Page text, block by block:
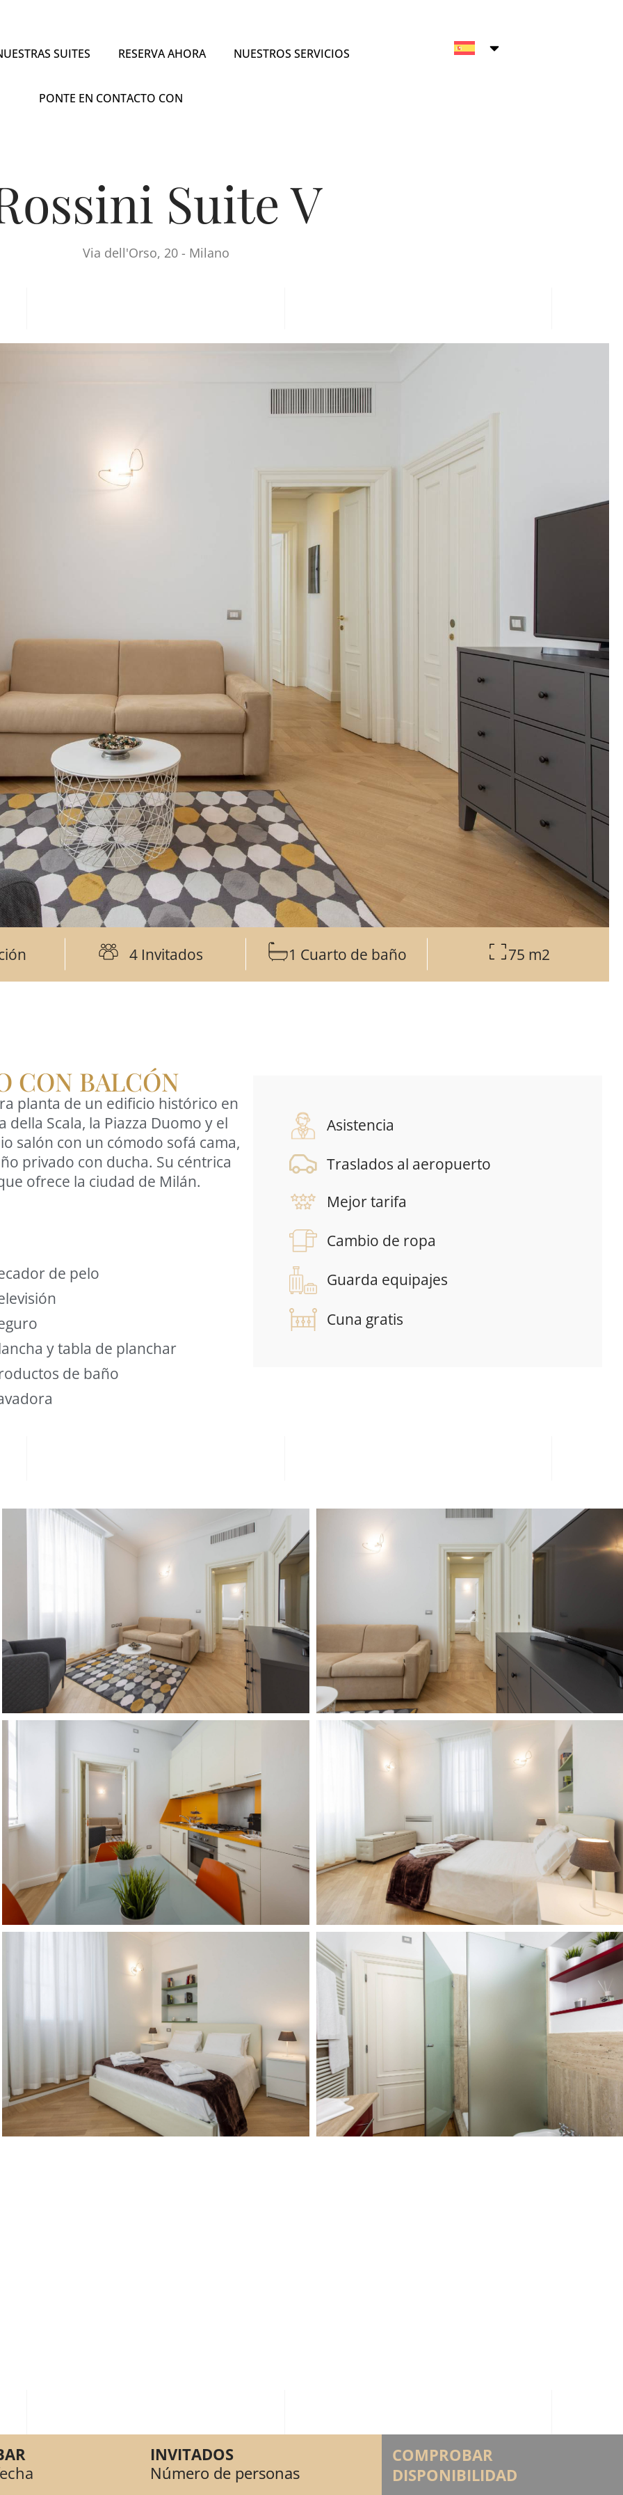
SUITES RESERVA AHORA NUESTROS SERVICIOS
PONTE EN CONTACTO CON
Suite V
Via dell'Orso, 20 - Milano
4 Invitados 1 Cuarto de baño 75 m2
CON BALCÓN
planta de un edificio histórico en
Scala, la Piazza Duomo y el
salón con un cómodo sofá cama,
privado con ducha. Su céntrica
ofrece la ciudad de Milán.
de pelo
y tabla de planchar
de baño
Asistencia
Traslados al aeropuerto
Mejor tarifa
Cambio de ropa
Guarda equipajes
Cuna gratis
INVITADOS
Número de personas
COMPROBAR
DISPONIBILIDAD